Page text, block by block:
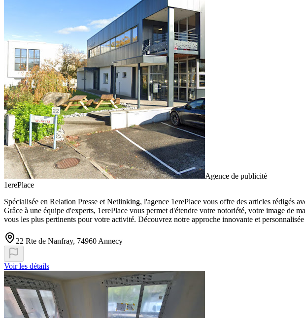
Agence de publicité
1erePlace
Spécialisée en Relation Presse et Netlinking, l'agence 1erePlace vous offre des articles rédigés
Grâce à une équipe d'experts, 1erePlace vous permet d'étendre votre notoriété, votre image de
vous les plus pertinents pour votre activité. Découvrez notre approche innovante et
22 Rte de Nanfray, 74960 Annecy
Voir les détails